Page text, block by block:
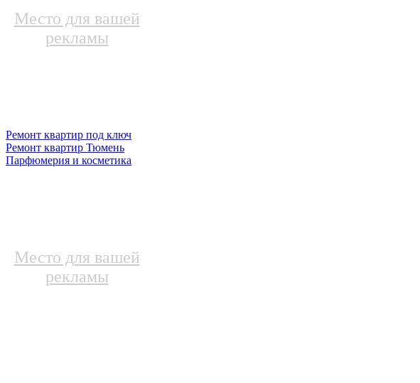
Место для вашей
рекламы
Ремонт квартир под ключ
Ремонт квартир Тюмень
Парфюмерия и косметика
Место для вашей
рекламы